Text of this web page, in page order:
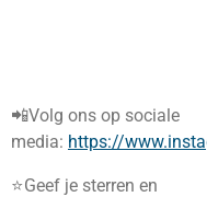
📲Volg ons op sociale
media: https://
⭐️Geef je sterren en